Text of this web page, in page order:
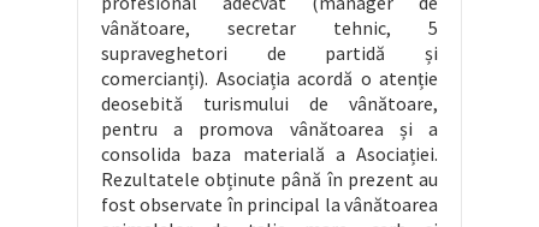
vânătoare, secretar tehnic, 5
supraveghetori de partidă și
comercianți). Asociația acordă o atenție
deosebită turismului de vânătoare,
pentru a promova vânătoarea și a
consolida baza materială a Asociației.
Rezultatele obținute până în prezent au
fost observate în principal la vânătoarea